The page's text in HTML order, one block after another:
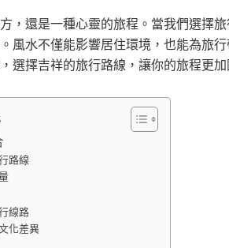
，還是一種心靈的旅程。當我們選擇
風水不僅能影響居住環境，也能為旅
選擇吉祥的旅行路線，讓你的旅程更加
路線
線路
化差異